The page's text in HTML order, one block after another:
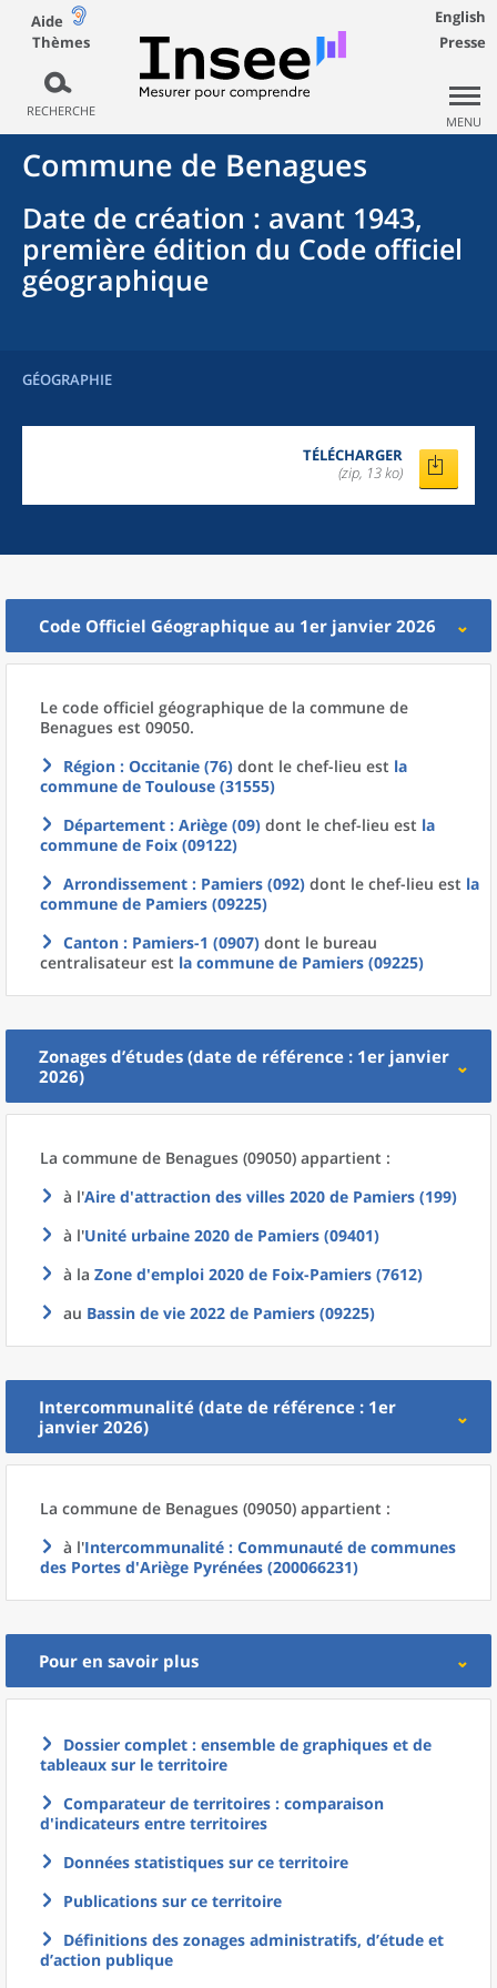
Aide
Thèmes
RECHERCHE
English
Presse
MENU
Commune de Benagues
Date de création : avant 1943,
première édition du Code officiel
géographique
GÉOGRAPHIE
TÉLÉCHARGER
(zip, 13 ko)
Code Officiel Géographique au 1er janvier 2026
Le code officiel géographique de la commune de
Benagues est 09050.
Région : Occitanie (76) dont le chef-lieu est la
commune de Toulouse (31555)
Département : Ariège (09) dont le chef-lieu est la
commune de Foix (09122)
Arrondissement : Pamiers (092) dont le chef-lieu est la
commune de Pamiers (09225)
Canton : Pamiers-1 (0907) dont le bureau
centralisateur est la commune de Pamiers (09225)
Zonages d’études (date de référence : 1er janvier
2026)
La commune de Benagues (09050) appartient :
à l'Aire d'attraction des villes 2020 de Pamiers (199)
à l'Unité urbaine 2020 de Pamiers (09401)
à la Zone d'emploi 2020 de Foix-Pamiers (7612)
au Bassin de vie 2022 de Pamiers (09225)
Intercommunalité (date de référence : 1er
janvier 2026)
La commune de Benagues (09050) appartient :
à l'Intercommunalité : Communauté de communes
des Portes d'Ariège Pyrénées (200066231)
Pour en savoir plus
Dossier complet : ensemble de graphiques et de
tableaux sur le territoire
Comparateur de territoires : comparaison
d'indicateurs entre territoires
Données statistiques sur ce territoire
Publications sur ce territoire
Définitions des zonages administratifs, d’étude et
d’action publique